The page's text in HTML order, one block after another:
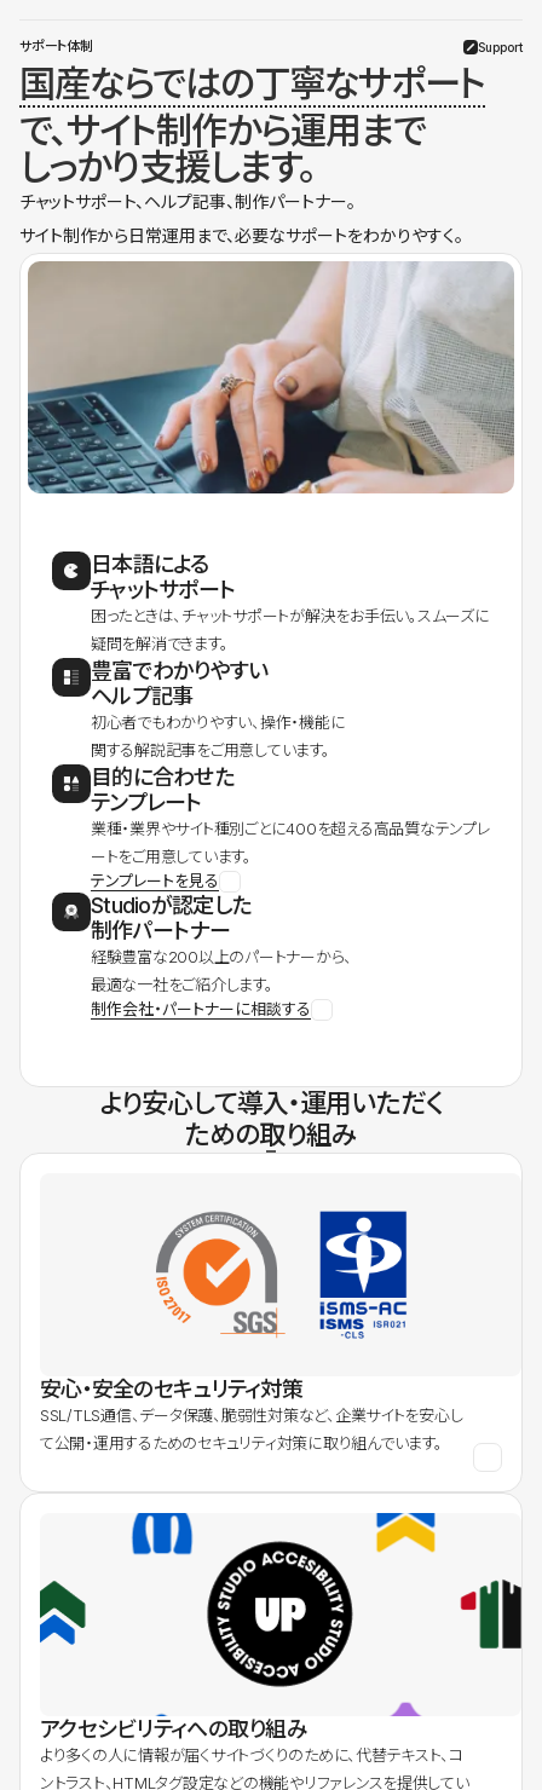
サポート体制 Support
国産ならではの丁寧なサポート
で、サイト制作から運用まで
しっかり支援します。
チャットサポート、ヘルプ記事、制作パートナー。
サイト制作から日常運用まで、必要なサポートをわかりやすく。
日本語による
チャットサポート
困ったときは、チャットサポートが解決をお手伝い。スムーズに
疑問を解消できます。
豊富でわかりやすい
ヘルプ記事
初心者でもわかりやすい、操作・機能に
関する解説記事をご用意しています。
目的に合わせた
テンプレート
業種・業界やサイト種別ごとに400を超える高品質なテンプレ
ートをご用意しています。
テンプレートを見る
Studioが認定した
制作パートナー
経験豊富な200以上のパートナーから、
最適な一社をご紹介します。
制作会社・パートナーに相談する
より安心して導入・運用いただく
ための取り組み
安心・安全のセキュリティ対策
SSL/TLS通信、データ保護、脆弱性対策など、企業サイトを安心し
て公開・運用するためのセキュリティ対策に取り組んでいます。
アクセシビリティへの取り組み
より多くの人に情報が届くサイトづくりのために、代替テキスト、コ
ントラスト、HTMLタグ設定などの機能やリファレンスを提供してい